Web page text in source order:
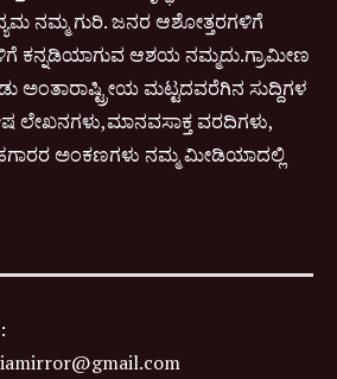
ನಮ್ಮ ಗುರಿ. ಜನರ ಆಶೋತ್ತರಗಳಿಗೆ
ಕನ್ನಡಿಯಾಗುವ ಆಶಯ ನಮ್ಮದು.ಗ್ರಾಮೀಣ
ಅಂತಾರಾಷ್ಟ್ರೀಯ ಮಟ್ಟದವರೆಗಿನ ಸುದ್ದಿಗಳ
ಲೇಖನಗಳು,ಮಾನವಸಾಕ್ತ ವರದಿಗಳು,
ಅಂಕಣಗಳು ನಮ್ಮ ಮೀಡಿಯಾದಲ್ಲಿ